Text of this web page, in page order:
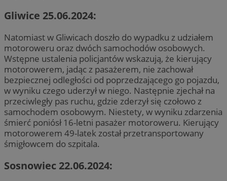
Gliwice 25.06.2024:
Natomiast w Gliwicach doszło do wypadku z udziałem
motoroweru oraz dwóch samochodów osobowych.
Wstępne ustalenia policjantów wskazują, że kierujący
motorowerem, jadąc z pasażerem, nie zachował
bezpiecznej odległości od poprzedzającego go pojazdu,
w wyniku czego uderzył w niego. Następnie zjechał na
przeciwległy pas ruchu, gdzie zderzył się czołowo z
samochodem osobowym. Niestety, w wyniku zdarzenia
śmierć poniósł 16-letni pasażer motoroweru. Kierujący
motorowerem 49-latek został przetransportowany
śmigłowcem do szpitala.
Sosnowiec 22.06.2024: